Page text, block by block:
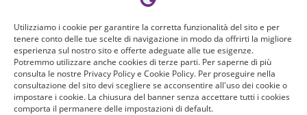
Utilizziamo i cookie per garantire la corretta funzionalità del sito e per
tenere conto delle tue scelte di navigazione in modo da offrirti la migliore
esperienza sul nostro sito e offerte adeguate alle tue esigenze.
Potremmo utilizzare anche cookies di terze parti. Per saperne di più
consulta le nostre Privacy Policy e Cookie Policy. Per proseguire nella
consultazione del sito devi scegliere se acconsentire all'uso dei cookie o
impostare i cookie. La chiusura del banner senza accettare tutti i cookies
comporta il permanere delle impostazioni di default.